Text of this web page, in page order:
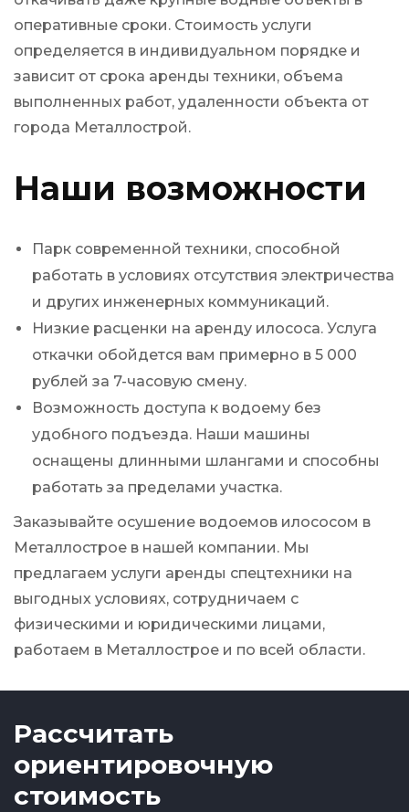
оперативные сроки. Стоимость услуги
определяется в индивидуальном порядке и
зависит от срока аренды техники, объема
выполненных работ, удаленности объекта от
города Металлострой.
Наши возможности
Парк современной техники, способной
работать в условиях отсутствия электричества
и других инженерных коммуникаций.
Низкие расценки на аренду илососа. Услуга
откачки обойдется вам примерно в 5 000
рублей за 7-часовую смену.
Возможность доступа к водоему без
удобного подъезда. Наши машины
оснащены длинными шлангами и способны
работать за пределами участка.
Заказывайте осушение водоемов илососом в
Металлострое в нашей компании. Мы
предлагаем услуги аренды спецтехники на
выгодных условиях, сотрудничаем с
физическими и юридическими лицами,
работаем в Металлострое и по всей области.
Рассчитать
ориентировочную
стоимость